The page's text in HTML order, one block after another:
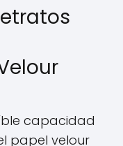
capacidad
papel velour